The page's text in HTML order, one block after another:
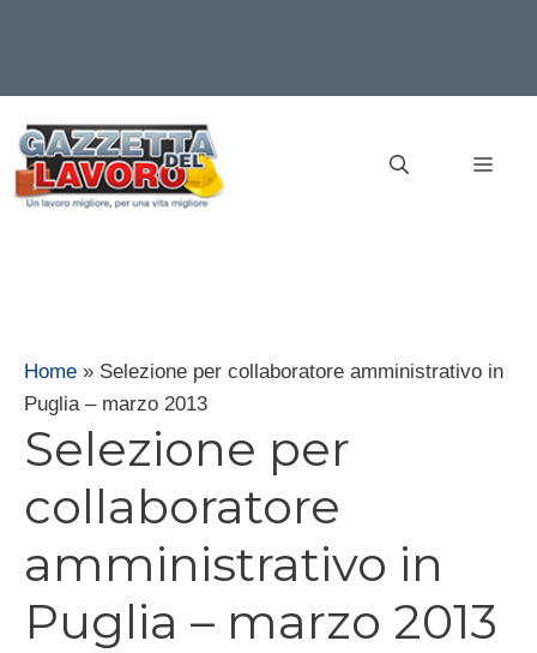
contenuto
Home » Selezione per collaboratore amministrativo in
Puglia – marzo 2013
Selezione per
collaboratore
amministrativo in
Puglia – marzo 2013